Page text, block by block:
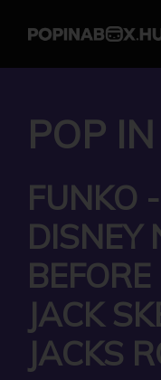
POP
FUNKO
DISNEY
JACK
JACKS